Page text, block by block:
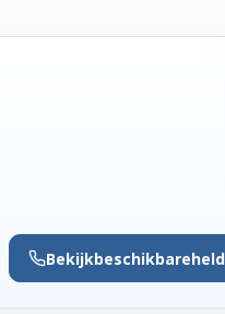
Bekijkbeschikbare